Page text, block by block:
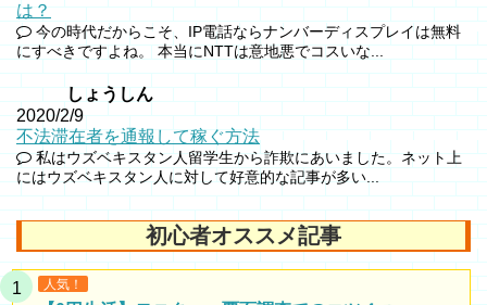
は？
今の時代だからこそ、IP電話ならナンバーディスプレイは無料
にすべきですよね。 本当にNTTは意地悪でコスいな...
しょうしん
2020/2/9
不法滞在者を通報して稼ぐ方法
私はウズベキスタン人留学生から詐欺にあいました。ネット上
にはウズベキスタン人に対して好意的な記事が多い...
初心者オススメ記事
人気！